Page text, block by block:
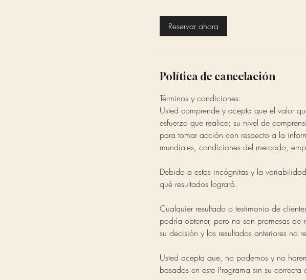
Reservar ahora
Política de cancelación
Términos y condiciones:
Usted comprende y acepta que el valor
esfuerzo que realice; su nivel de
para tomar acción con respecto a la
mundiales, condiciones del mercado,
Debido a estas incógnitas y la
qué resultados logrará.
Cualquier resultado o testimonio de
podría obtener, pero no son promesas de
su decisión y los resultados anteriores no
Usted acepta que, no podemos y no
basados en este Programa sin su